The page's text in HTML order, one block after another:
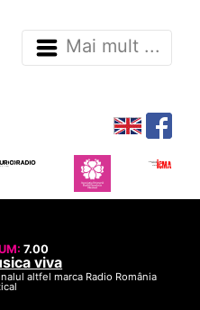
Mai mult ...
7.00
viva
altfel marca Radio România